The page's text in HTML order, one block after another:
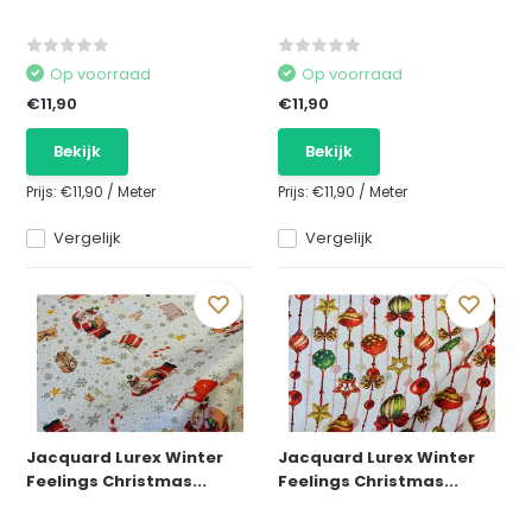
Vergelijk
Op voorraad
€11,90
Bekijk
Prijs:€11,90 /Meter
Vergelijk
Op voorraad
€11,90
Bekijk
Prijs: €11,90 / Meter
Jacquard Lurex Winter
Feelings Christmas...
Jacquard Lurex Winter
Feelings Christmas...